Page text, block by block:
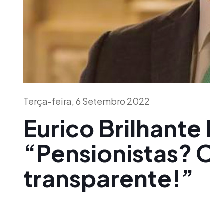
Terça-feira, 6 Setembro 2022
Eurico Brilhante
“Pensionistas?
transparente!”